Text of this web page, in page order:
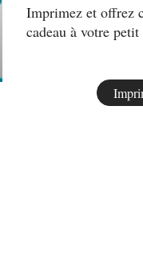
Imprimez et offrez
cadeau à votre